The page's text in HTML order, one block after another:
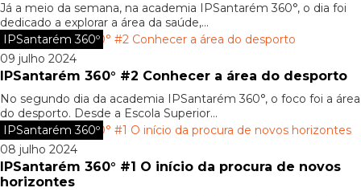
Já a meio da semana, na academia IPSantarém 360°, o dia foi
dedicado a explorar a área da saúde,...
IPSantarém 360º
09 julho 2024
IPSantarém 360° #2 Conhecer a área do desporto
No segundo dia da academia IPSantarém 360°, o foco foi a área
do desporto. Desde a Escola Superior...
IPSantarém 360º
08 julho 2024
IPSantarém 360° #1 O início da procura de novos
horizontes